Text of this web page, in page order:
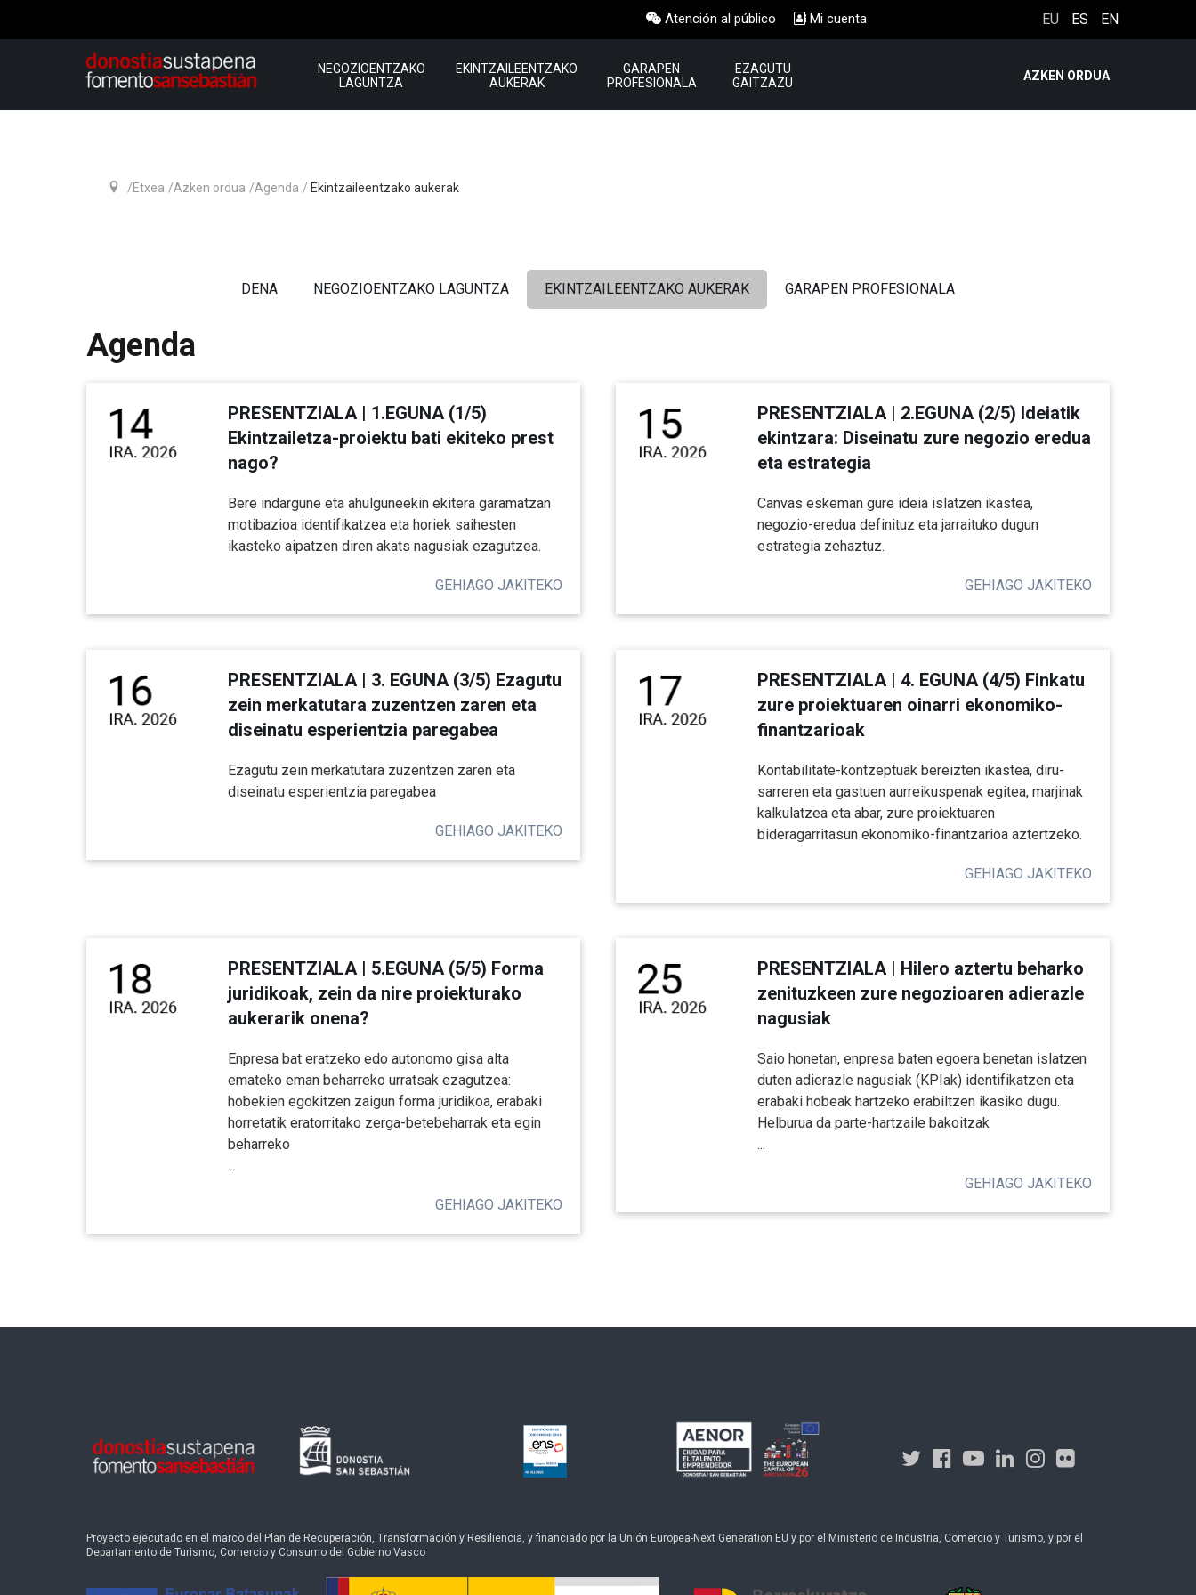
Atención al público Mi cuenta EU ES EN
NEGOZIOENTZAKO
LAGUNTZA
EKINTZAILEENTZAKO
AUKERAK
GARAPEN
PROFESIONALA
EZAGUTU
GAITZAZU
AZKEN ORDUA
Etxea Azken ordua Agenda Ekintzaileentzako aukerak
DENA NEGOZIOENTZAKO LAGUNTZA EKINTZAILEENTZAKO AUKERAK GARAPEN PROFESIONALA
Agenda
PRESENTZIALA | 1.EGUNA (1/5)
Ekintzailetza-proiektu bati ekiteko prest
nago?
Bere indargune eta ahulguneekin ekitera garamatzan
motibazioa identifikatzea eta horiek saihesten
ikasteko aipatzen diren akats nagusiak ezagutzea.
GEHIAGO JAKITEKO
PRESENTZIALA | 2.EGUNA (2/5) Ideiatik
ekintzara: Diseinatu zure negozio eredua
eta estrategia
Canvas eskeman gure ideia islatzen ikastea,
negozio-eredua definituz eta jarraituko dugun
estrategia zehaztuz.
GEHIAGO JAKITEKO
PRESENTZIALA | 3. EGUNA (3/5) Ezagutu
zein merkatutara zuzentzen zaren eta
diseinatu esperientzia paregabea
Ezagutu zein merkatutara zuzentzen zaren eta
diseinatu esperientzia paregabea
GEHIAGO JAKITEKO
PRESENTZIALA | 4. EGUNA (4/5) Finkatu
zure proiektuaren oinarri ekonomiko-
finantzarioak
Kontabilitate-kontzeptuak bereizten ikastea, diru-
sarreren eta gastuen aurreikuspenak egitea, marjinak
kalkulatzea eta abar, zure proiektuaren
bideragarritasun ekonomiko-finantzarioa aztertzeko.
GEHIAGO JAKITEKO
PRESENTZIALA | 5.EGUNA (5/5) Forma
juridikoak, zein da nire proiekturako
aukerarik onena?
Enpresa bat eratzeko edo autonomo gisa alta
emateko eman beharreko urratsak ezagutzea:
hobekien egokitzen zaigun forma juridikoa, erabaki
horretatik eratorritako zerga-betebeharrak eta egin
beharreko
...
GEHIAGO JAKITEKO
PRESENTZIALA | Hilero aztertu beharko
zenituzkeen zure negozioaren adierazle
nagusiak
Saio honetan, enpresa baten egoera benetan islatzen
duten adierazle nagusiak (KPIak) identifikatzen eta
erabaki hobeak hartzeko erabiltzen ikasiko dugu.
Helburua da parte-hartzaile bakoitzak
...
GEHIAGO JAKITEKO
Proyecto ejecutado en el marco del Plan de Recuperación, Transformación y Resiliencia, y financiado por la Unión Europea-Next Generation EU y por el Ministerio de Industria, Comercio y Turismo, y por el
Departamento de Turismo, Comercio y Consumo del Gobierno Vasco